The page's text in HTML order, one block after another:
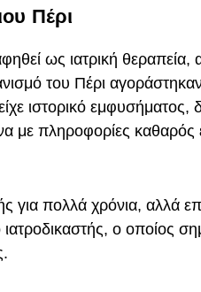
Πέρι
ως ιατρική θεραπεία,
του Πέρι
ιστορικό εμφυσήματος,
με πληροφορίες καθαρός
για πολλά χρόνια, αλλά
ο οποίος